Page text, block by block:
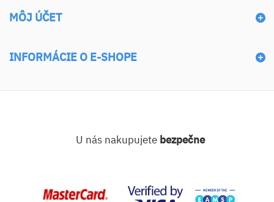
MÔJ ÚČET
INFORMÁCIE O E-SHOPE
U nás nakupujete bezpečne